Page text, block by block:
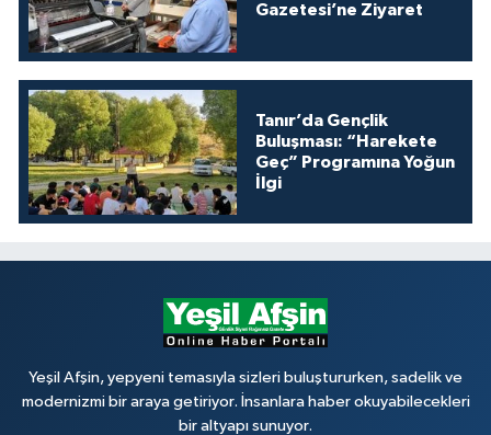
Gazetesi’ne Ziyaret
Tanır’da Gençlik
Buluşması: “Harekete
Geç” Programına Yoğun
İlgi
Yeşil Afşin, yepyeni temasıyla sizleri buluştururken, sadelik ve
modernizmi bir araya getiriyor. İnsanlara haber okuyabilecekleri
bir altyapı sunuyor.